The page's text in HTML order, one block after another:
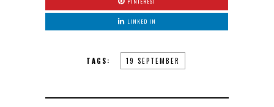
LINKED IN
TAGS: 19 SEPTEMBER